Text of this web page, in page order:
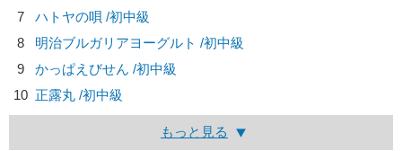
7
ハトヤの唄 /初中級
8
明治ブルガリアヨーグルト /初中級
9
かっぱえびせん /初中級
10 正露丸 /初中級
もっと見る